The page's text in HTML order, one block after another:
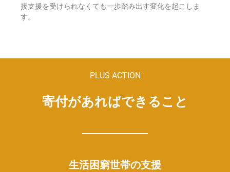
接支援を受けられなくても一歩踏み出す変化を起こしま
す。
PLUS ACTION
寄付があればできること
生活困窮世帯の支援